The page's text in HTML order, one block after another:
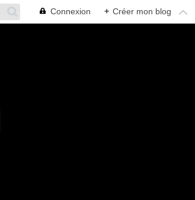
Connexion + Créer mon blog